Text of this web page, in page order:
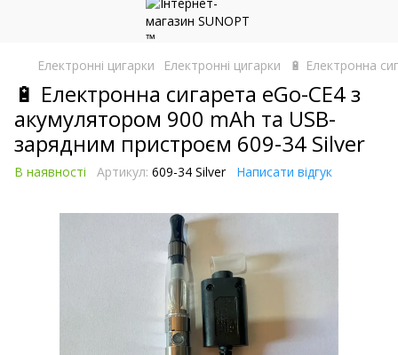
Електронні цигарки Електронні цигарки 🔋 Електронна
🔋 Електронна сигарета eGo-CE4 з
акумулятором 900 mAh та USB-
зарядним пристроєм 609-34 Silver
В наявності Артикул: 609-34 Silver Написати відгук